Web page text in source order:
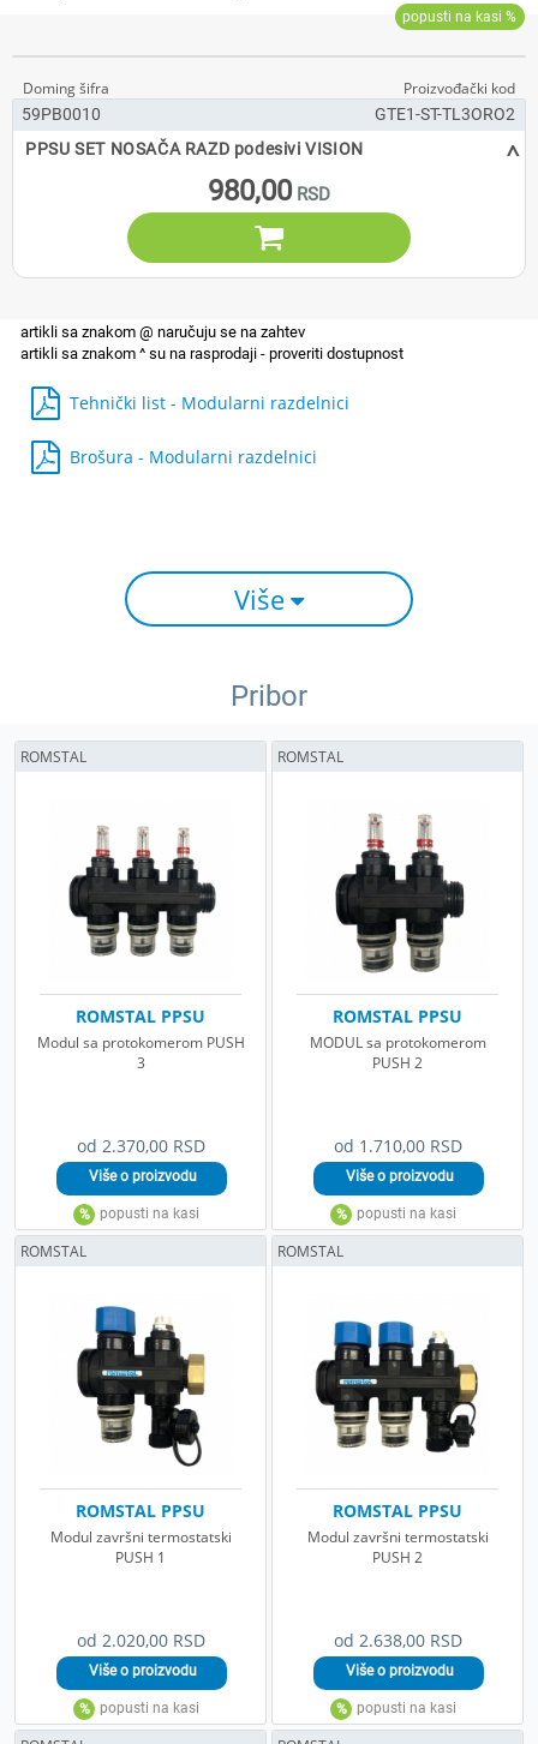
59PB0010
GTE1-ST-TL3ORO2
PPSU SET NOSAČA RAZD podesivi VISION
980,00
^

Tehnički list - Modularni razdelnici
Brošura - Modularni razdelnici
Više
Pribor
od 2.370,00 RSD
ROMSTAL PPSU
Modul sa protokomerom PUSH
3
ROMSTAL
od 1.710,00 RSD
ROMSTAL PPSU
MODUL sa protokomerom
PUSH 2
ROMSTAL
od 2.020,00 RSD
ROMSTAL PPSU
Modul završni termostatski
PUSH 1
ROMSTAL
od 2.638,00 RSD
ROMSTAL PPSU
Modul završni termostatski
PUSH 2
ROMSTAL